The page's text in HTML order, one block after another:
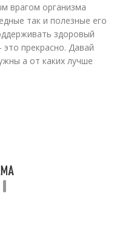
врагом организма
так и полезные его
здоровый
прекрасно. Давай
а от каких лучше